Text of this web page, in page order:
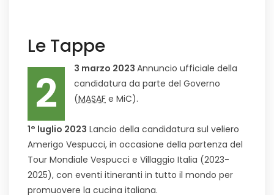
Le Tappe
2 3 marzo 2023 Annuncio ufficiale della
candidatura da parte del Governo
(MASAF e MiC).
1° luglio 2023 Lancio della candidatura sul veliero
Amerigo Vespucci, in occasione della partenza del
Tour Mondiale Vespucci e Villaggio Italia (2023-
2025), con eventi itineranti in tutto il mondo per
promuovere la cucina italiana.